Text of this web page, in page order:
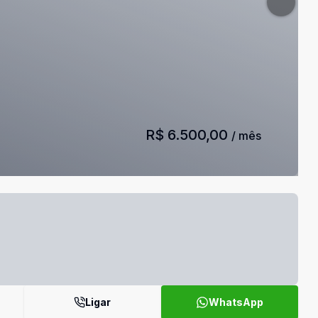
R$ 6.500,00 / mês
Ligar WhatsApp